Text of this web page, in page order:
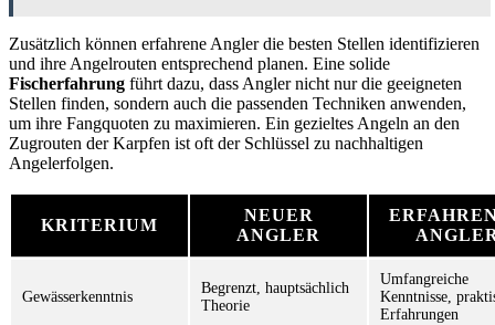
Zusätzlich können erfahrene Angler die besten Stellen identifizieren
und ihre Angelrouten entsprechend planen. Eine solide
Fischerfahrung führt dazu, dass Angler nicht nur die geeigneten
Stellen finden, sondern auch die passenden Techniken anwenden,
um ihre Fangquoten zu maximieren. Ein gezieltes Angeln an den
Zugrouten der Karpfen ist oft der Schlüssel zu nachhaltigen
Angelerfolgen.
KRITERIUM
NEUER
ANGLER
Gewässerkenntnis
Begrenzt, hauptsächlich
Theorie
Umfangreiche
Kenntnisse,
Erfahrungen